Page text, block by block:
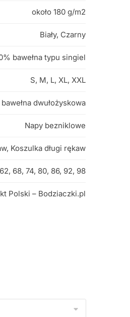
około 180 g/m2
Biały, Czarny
bawełna typu singiel
S, M, L, XL, XXL
dwułożyskowa
Napy bezniklowe
Koszulka długi rękaw
68, 74, 80, 86, 92, 98
Polski – Bodziaczki.pl